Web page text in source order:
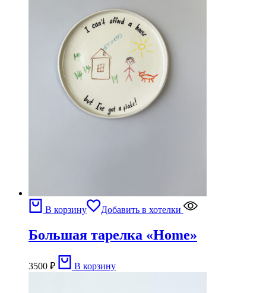
В корзину Добавить в хотелки
Большая тарелка «Home»
3500 ₽ В корзину